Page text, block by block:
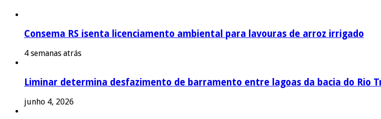
Consema RS isenta licenciamento ambiental para lavouras de arroz irrigado
4 semanas atrás
Liminar determina desfazimento de barramento entre lagoas da bacia do Rio
junho 4, 2026